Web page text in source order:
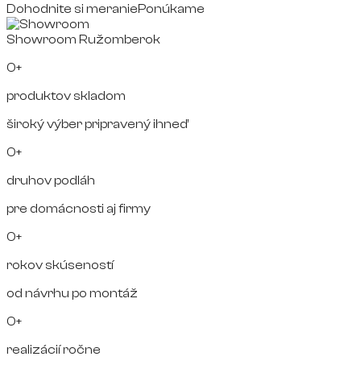
Dohodnite si meraniePonúkame
Showroom Ružomberok
0+
produktov skladom
široký výber pripravený ihneď
0+
druhov podláh
pre domácnosti aj firmy
0+
rokov skúseností
od návrhu po montáž
0+
realizácií ročne